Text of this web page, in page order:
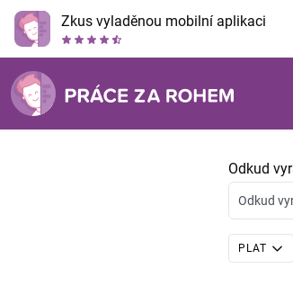
Zkus vyladěnou mobilní aplikaci
Odkud
Odkud
PLAT